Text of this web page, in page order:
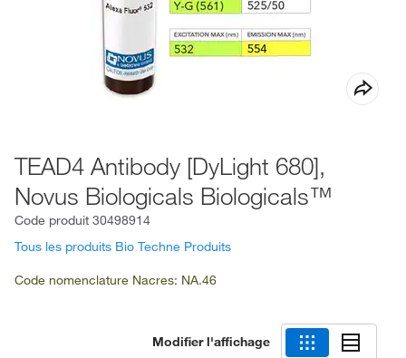
TEAD4 Antibody [DyLight 680],
Novus Biologicals Biologicals™
Code produit 30498914
Tous les produits Bio Techne Produits
Code nomenclature Nacres: NA.46
Modifier l'affichage